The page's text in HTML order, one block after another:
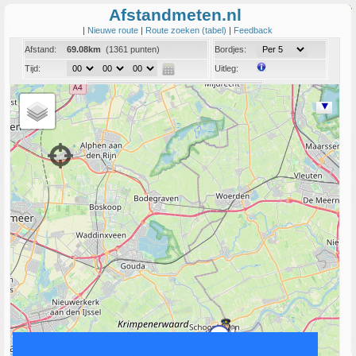
Afstandmeten.nl
| Nieuwe route | Route zoeken (tabel) | Feedback
Afstand:
69.08km (1361 punten)
Tijd:
Bordjes:
Uitleg:
Coord:
Info: Link naar deze route
4